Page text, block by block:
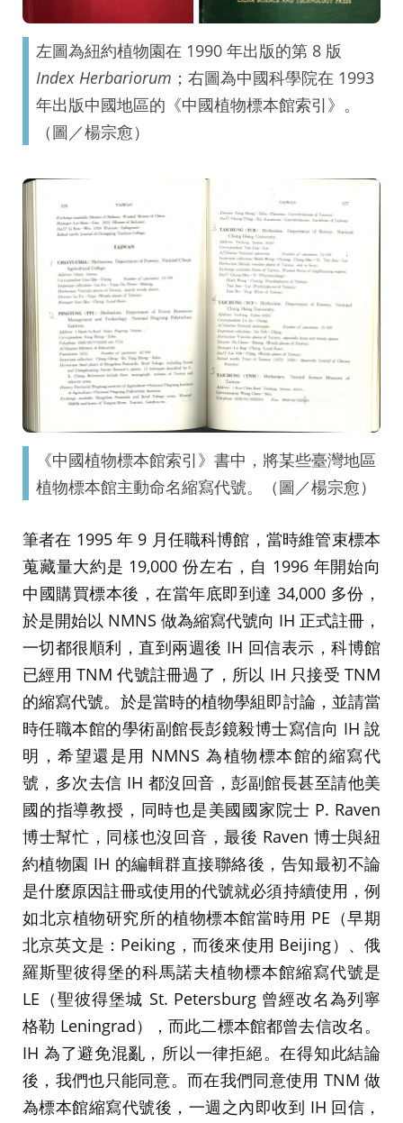
左圖為紐約植物園在 1990 年出版的第 8 版
Index Herbariorum ；右圖為中國科學院在 1993
年出版中國地區的《中國植物標本館索引》。
（圖／楊宗愈）
《中國植物標本館索引》書中，將某些臺灣地區
植物標本館主動命名縮寫代號。（圖／楊宗愈）
筆者在 1995 年 9 月任職科博館，當時維管束標本
蒐藏量大約是 19,000 份左右，自 1996 年開始向
中國購買標本後，在當年底即到達 34,000 多份，
於是開始以 NMNS 做為縮寫代號向 IH 正式註冊，
一切都很順利，直到兩週後 IH 回信表示，科博館
已經用 TNM 代號註冊過了，所以 IH 只接受 TNM
的縮寫代號。於是當時的植物學組即討論，並請當
時任職本館的學術副館長彭鏡毅博士寫信向 IH 說
明，希望還是用 NMNS 為植物標本館的縮寫代
號，多次去信 IH 都沒回音，彭副館長甚至請他美
國的指導教授，同時也是美國國家院士 P. Raven
博士幫忙，同樣也沒回音，最後 Raven 博士與紐
約植物園 IH 的編輯群直接聯絡後，告知最初不論
是什麼原因註冊或使用的代號就必須持續使用，例
如北京植物研究所的植物標本館當時用 PE（早期
北京英文是：Peiking，而後來使用 Beijing）、俄
羅斯聖彼得堡的科馬諾夫植物標本館縮寫代號是
LE（聖彼得堡城 St. Petersburg 曾經改名為列寧
格勒 Leningrad），而此二標本館都曾去信改名。
IH 為了避免混亂，所以一律拒絕。在得知此結論
後，我們也只能同意。而在我們同意使用 TNM 做
為標本館縮寫代號後，一週之內即收到 IH 回信，